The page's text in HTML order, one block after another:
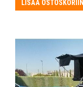
LISÄÄ OSTOSKORIIN